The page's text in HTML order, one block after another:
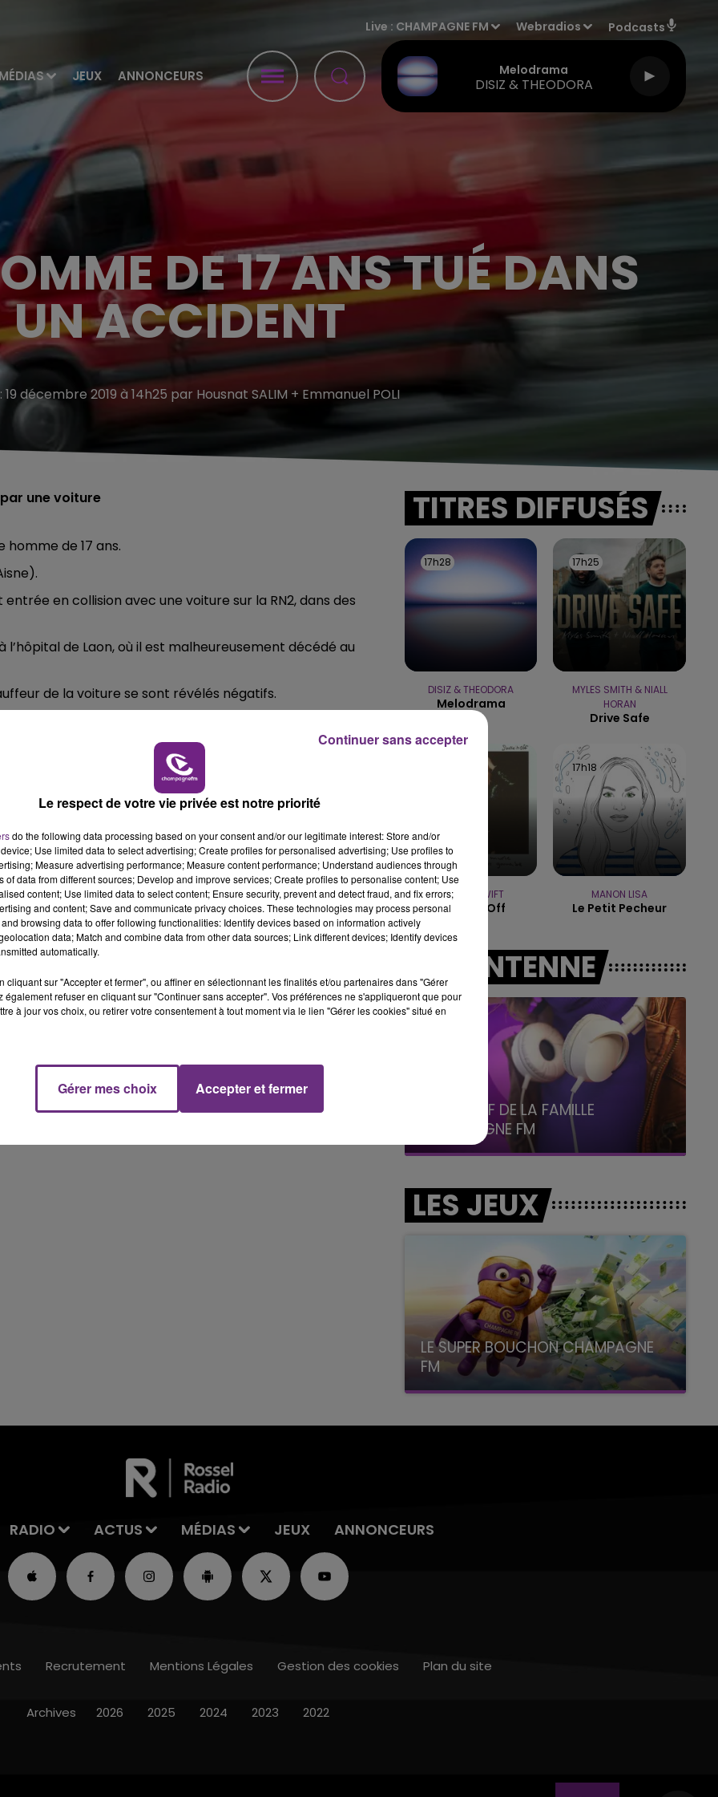
MÉDIAS JEUX ANNONCEURS
Live : CHAMPAGNE FM Webradios Podcasts
Melodrama
DISIZ & THEODORA
19h00 - 19h15
LA POP MACHINE - CHAMPAGNE FM
19h15 - 20h00
LA RADIO POP
DE 17 ANS TUÉ DANS
UN ACCIDENT
19 décembre 2019 à 14h25 par Housnat SALIM + Emmanuel POLI
une voiture
de 17 ans.
en collision avec une voiture sur la RN2, dans des
de Laon, où il est malheureusement décédé au
de la voiture se sont révélés négatifs.
LE MAGASIN JOUÉCLUB DE REIMS FERME
SES PORTES
C'était l'une des institutions du centre-ville
rémois. Le magasin JouéClub est contraint de
fermer ses portes.
TITRES DIFFUSÉS
17h28
17h28
DISIZ & THEODORA
Melodrama
17h25
17h25
MYLES SMITH & NIALL
HORAN
Drive Safe
TAYLOR SWIFT
Shake It Off
17h18
17h18
MANON LISA
Le Petit Pecheur
A L'ANTENNE
FM
19h15 - 20h00
LE BEST OF DE LA FAMILLE
CHAMPAGNE FM
LES JEUX
LE SUPER BOUCHON CHAMPAGNE
FM
avec La Famille Champagne FM, à 8H10
RADIO ACTUS MÉDIAS JEUX ANNONCEURS
Recrutement Mentions Légales Gestion des cookies Plan du site
Archives 2026 2025 2024 2023 2022
Le respect de votre vie privée est notre priorité
do the following data processing based on your consent and/or our legitimate interest: Store and/or
Use limited data to select advertising; Create profiles for personalised advertising; Use profiles to
Measure advertising performance; Measure content performance; Understand audiences through
of data from different sources; Develop and improve services; Create profiles to personalise content; Use
content; Use limited data to select content; Ensure security, prevent and detect fraud, and fix errors;
and content; Save and communicate privacy choices. These technologies may process personal
browsing data to offer following functionalities: Identify devices based on information actively
data; Match and combine data from other data sources; Link different devices; Identify devices
automatically.
cliquant sur "Accepter et fermer", ou affiner en sélectionnant les finalités et/ou partenaires dans "Gérer
également refuser en cliquant sur "Continuer sans accepter". Vos préférences ne s'appliqueront que pour
à jour vos choix, ou retirer votre consentement à tout moment via le lien "Gérer les cookies" situé en
Gérer mes choix Accepter et fermer
Continuer sans accepter